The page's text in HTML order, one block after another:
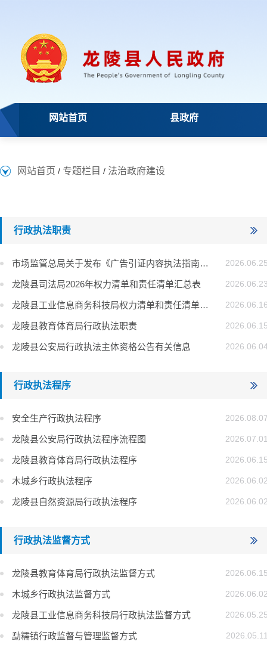
网站首页 县政府
网站首页 / 专题栏目 / 法治政府建设
行政执法职责
市场监管总局关于发布《广告引证内容执法指南》的公告
龙陵县司法局2026年权力清单和责任清单汇总表
龙陵县工业信息商务科技局权力清单和责任清单（行政强制类）
龙陵县教育体育局行政执法职责
龙陵县公安局行政执法主体资格公告有关信息
行政执法程序
安全生产行政执法程序
龙陵县公安局行政执法程序流程图
龙陵县教育体育局行政执法程序
木城乡行政执法程序
龙陵县自然资源局行政执法程序
行政执法监督方式
龙陵县教育体育局行政执法监督方式
木城乡行政执法监督方式
龙陵县工业信息商务科技局行政执法监督方式
勐糯镇行政监督与管理监督方式